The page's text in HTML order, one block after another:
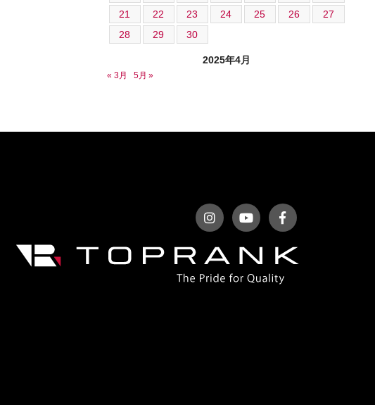
2025年4月
21
22 23 24 25 26
27
28
29 30
« 3月 5月 »